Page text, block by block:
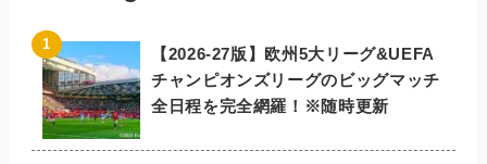
【2026-27版】欧州5大リーグ&UEFA
チャンピオンズリーグのビッグマッチ
全日程を完全網羅！※随時更新